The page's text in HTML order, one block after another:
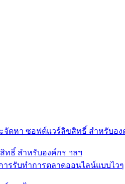
ทธิ์ สำหรับองค์กร ฯลฯ